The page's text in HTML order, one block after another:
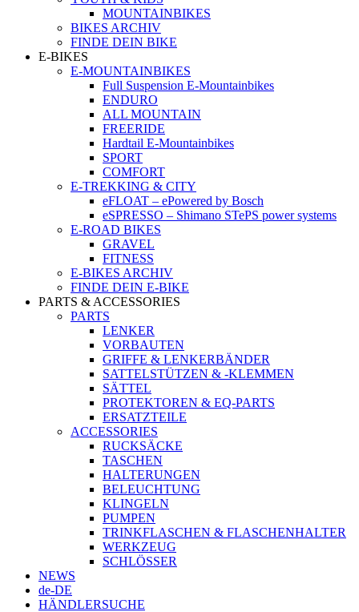
MOUNTAINBIKES
BIKES ARCHIV
FINDE DEIN BIKE
E-BIKES
E-MOUNTAINBIKES
Full Suspension E-Mountainbikes
ENDURO
ALL MOUNTAIN
FREERIDE
Hardtail E-Mountainbikes
SPORT
COMFORT
E-TREKKING & CITY
eFLOAT – ePowered by Bosch
eSPRESSO – Shimano STePS power systems
E-ROAD BIKES
GRAVEL
FITNESS
E-BIKES ARCHIV
FINDE DEIN E-BIKE
PARTS & ACCESSORIES
PARTS
LENKER
VORBAUTEN
GRIFFE & LENKERBÄNDER
SATTELSTÜTZEN & -KLEMMEN
SÄTTEL
PROTEKTOREN & EQ-PARTS
ERSATZTEILE
ACCESSORIES
RUCKSÄCKE
TASCHEN
HALTERUNGEN
BELEUCHTUNG
KLINGELN
PUMPEN
TRINKFLASCHEN & FLASCHENHALTER
WERKZEUG
SCHLÖSSER
NEWS
de-DE
HÄNDLERSUCHE